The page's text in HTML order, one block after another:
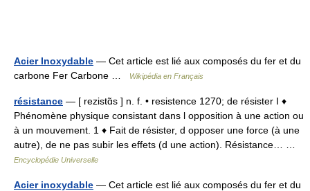
Acier Inoxydable — Cet article est lié aux composés du fer et du
carbone Fer Carbone …
Wikipédia en Français
résistance — [ rezistɑ̃s ] n. f. • resistence 1270; de résister I ♦
Phénomène physique consistant dans l opposition à une action ou
à un mouvement. 1 ♦ Fait de résister, d opposer une force (à une
autre), de ne pas subir les effets (d une action). Résistance… …
Encyclopédie Universelle
Acier inoxydable — Cet article est lié aux composés du fer et du